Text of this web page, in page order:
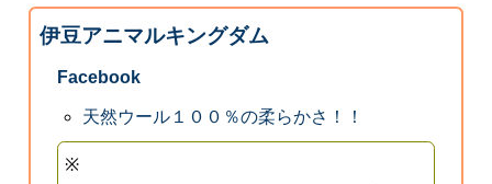
伊豆アニマルキングダム
Facebook
天然ウール１００％の柔らかさ！！
※